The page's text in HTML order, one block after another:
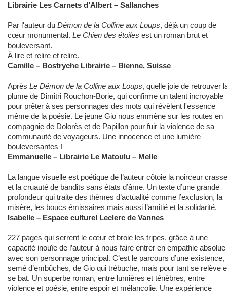
Librairie Les Carnets d’Albert – Sallanches
Par l'auteur du Démon de la Colline aux Loups, déjà un coup de
cœur monumental. Le Chien des étoiles est un roman brut et
bouleversant.
À lire et relire et relire.
Camille – Bostryche Librairie – Bienne, Suisse
Après Le Démon de la Colline aux Loups, quelle joie de retrouver
plume de Dimitri Rouchon-Borie, qui confirme un talent incroyable
pour prêter à ses personnages des mots qui révèlent l'essence
même de la poésie. Le jeune Gio nous emmène sur les routes en
compagnie de Dolorès et de Papillon pour fuir la violence de sa
communauté de voyageurs. Une innocence et une lumière
bouleversantes !
Emmanuelle – Librairie Le Matoulu – Melle
La langue visuelle est poétique de l’auteur côtoie la noirceur crasse
et la cruauté de bandits sans états d’âme. Un texte d’une grande
profondeur qui traite des thèmes d’actualité comme l’exclusion, la
misère, les boucs émissaires mais aussi l’amitié et la solidarité.
Isabelle – Espace culturel Leclerc de Vannes
227 pages qui serrent le cœur et broie les tripes, grâce à une
capacité inouïe de l’auteur à nous faire entrer en empathie absolue
avec son personnage principal. C’est le parcours d’une existence,
semé d’embûches, de Gio qui trébuche, mais pour tant se relève
se bat. Un superbe roman, entre lumières et ténèbres, entre
violence et poésie, entre espoir et mélancolie. Une expérience